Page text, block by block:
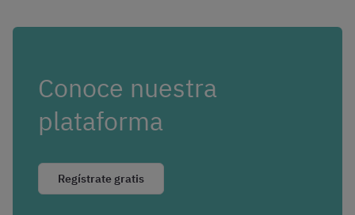
Conoce nuestra
plataforma
Regístrate gratis